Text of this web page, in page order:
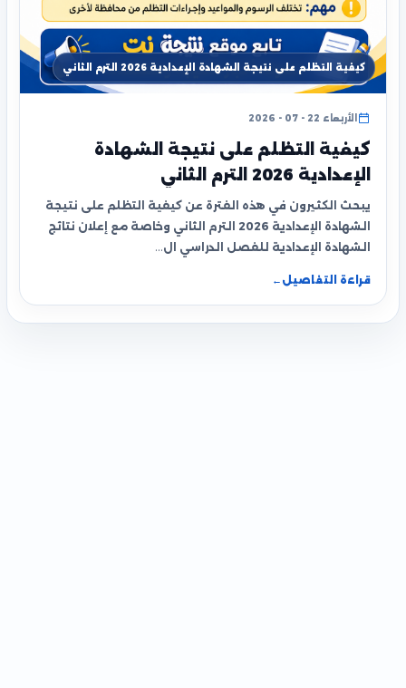
كيفية التظلم على نتيجة الشهادة الإعدادية 2026 الترم الثاني
الأربعاء 22 - 07 - 2026
كيفية التظلم على نتيجة الشهادة
الإعدادية 2026 الترم الثاني
يبحث الكثيرون في هذه الفترة عن كيفية التظلم على نتيجة
الشهادة الإعدادية 2026 الترم الثاني وخاصة مع إعلان نتائج
الشهادة الإعدادية للفصل الدراسي ال…
قراءة التفاصيل ←